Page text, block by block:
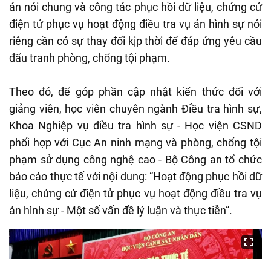
án nói chung và công tác phục hồi dữ liệu, chứng cứ
điện tử phục vụ hoạt động điều tra vụ án hình sự nói
riêng cần có sự thay đổi kịp thời để đáp ứng yêu cầu
đấu tranh phòng, chống tội phạm.
Theo đó, để góp phần cập nhật kiến thức đối với
giảng viên, học viên chuyên ngành Điều tra hình sự,
Khoa Nghiệp vụ điều tra hình sự - Học viện CSND
phối hợp với Cục An ninh mạng và phòng, chống tội
phạm sử dụng công nghệ cao - Bộ Công an tổ chức
báo cáo thực tế với nội dung: “Hoạt động phục hồi dữ
liệu, chứng cứ điện tử phục vụ hoạt động điều tra vụ
án hình sự - Một số vấn đề lý luận và thực tiễn”.